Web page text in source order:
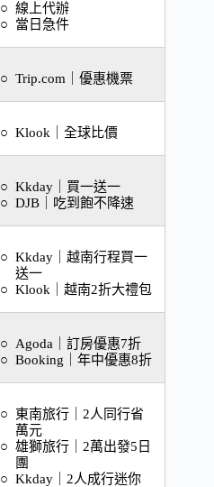
線上代辦
當日急件
Trip.com｜ 優惠機票
Klook｜ 全球比價
Kkday｜ 買一送一
DJB｜ 吃到飽不降速
Kkday｜越南行程買一
送一
Klook｜越南2折大禮包
Agoda｜訂房優惠7折
Booking｜年中優惠8折
東南旅行｜2人同行省
萬元
雄獅旅行｜2萬出發5日
團
Kkday｜2人成行迷你